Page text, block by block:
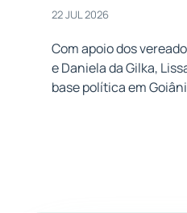
22 JUL 2026
Com apoio dos
e Daniela da Gilka,
base política em